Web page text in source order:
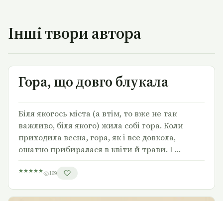
Інші твори автора
Гора, що довго блукала
Гора, що довго блукала
Біля якогось міста (а втім, то вже не так
важливо, біля якого) жила собі гора. Коли
приходила весна, гора, як і все довкола,
ошатно прибиралася в квіти й трави. І …
★★★★★ 169